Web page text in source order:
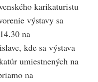
karikaturistu
výstavy sa
na
kde sa výstava
umiestnených na
na